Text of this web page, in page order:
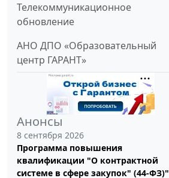
Телекоммуникационное
обновление
АНО ДПО «Образовательный
центр ГАРАНТ»
Анонсы
8 сентября 2026
Программа повышения
квалификации "О контрактной
системе в сфере закупок" (44-ФЗ)"